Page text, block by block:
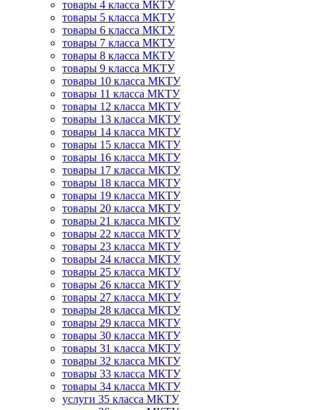
товары 4 класса МКТУ
товары 5 класса МКТУ
товары 6 класса МКТУ
товары 7 класса МКТУ
товары 8 класса МКТУ
товары 9 класса МКТУ
товары 10 класса МКТУ
товары 11 класса МКТУ
товары 12 класса МКТУ
товары 13 класса МКТУ
товары 14 класса МКТУ
товары 15 класса МКТУ
товары 16 класса МКТУ
товары 17 класса МКТУ
товары 18 класса МКТУ
товары 19 класса МКТУ
товары 20 класса МКТУ
товары 21 класса МКТУ
товары 22 класса МКТУ
товары 23 класса МКТУ
товары 24 класса МКТУ
товары 25 класса МКТУ
товары 26 класса МКТУ
товары 27 класса МКТУ
товары 28 класса МКТУ
товары 29 класса МКТУ
товары 30 класса МКТУ
товары 31 класса МКТУ
товары 32 класса МКТУ
товары 33 класса МКТУ
товары 34 класса МКТУ
услуги 35 класса МКТУ